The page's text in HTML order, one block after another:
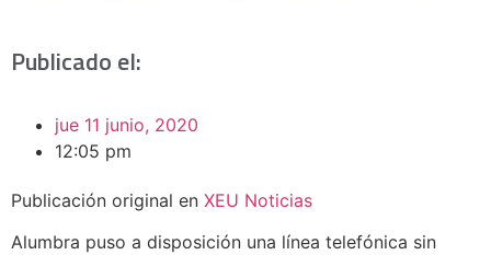
Publicado el:
jue 11 junio, 2020
12:05 pm
Publicación original en XEU Noticias
Alumbra puso a disposición una línea telefónica sin